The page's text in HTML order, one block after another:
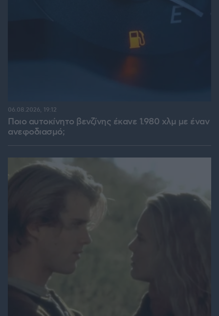
Ποιο αυτοκίνητο βενζίνης έκανε 1.980 χλμ με έναν
ανεφοδιασμό;
06.08.2026, 19:12